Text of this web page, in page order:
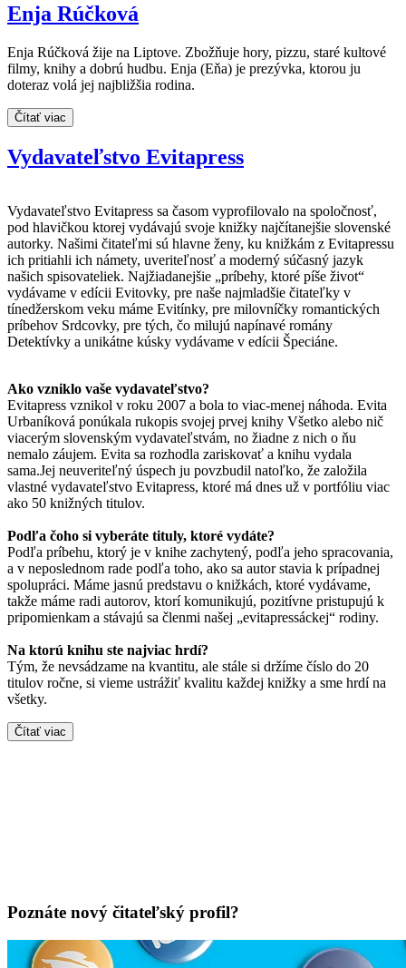
Enja Rúčková
Enja Rúčková žije na Liptove. Zbožňuje hory, pizzu, staré kultové
filmy, knihy a dobrú hudbu. Enja (Eňa) je prezývka, ktorou ju
doteraz volá jej najbližšia rodina.
Čítať viac
Vydavateľstvo Evitapress
Vydavateľstvo Evitapress sa časom vyprofilovalo na spoločnosť,
pod hlavičkou ktorej vydávajú svoje knižky najčítanejšie slovenské
autorky. Našimi čitateľmi sú hlavne ženy, ku knižkám z Evitapressu
ich pritiahli ich námety, uveriteľnosť a moderný súčasný jazyk
našich spisovateliek. Najžiadanejšie „príbehy, ktoré píše život“
vydávame v edícii Evitovky, pre naše najmladšie čitateľky v
tínedžerskom veku máme Evitínky, pre milovníčky romantických
príbehov Srdcovky, pre tých, čo milujú napínavé romány
Detektívky a unikátne kúsky vydávame v edícii Špeciáne.
Ako vzniklo vaše vydavateľstvo?
Evitapress vznikol v roku 2007 a bola to viac-menej náhoda. Evita
Urbaníková ponúkala rukopis svojej prvej knihy Všetko alebo nič
viacerým slovenským vydavateľstvám, no žiadne z nich o ňu
nemalo záujem. Evita sa rozhodla zariskovať a knihu vydala
sama.Jej neuveriteľný úspech ju povzbudil natoľko, že založila
vlastné vydavateľstvo Evitapress, ktoré má dnes už v portfóliu viac
ako 50 knižných titulov.
Podľa čoho si vyberáte tituly, ktoré vydáte?
Podľa príbehu, ktorý je v knihe zachytený, podľa jeho spracovania,
a v neposlednom rade podľa toho, ako sa autor stavia k prípadnej
spolupráci. Máme jasnú predstavu o knižkách, ktoré vydávame,
takže máme radi autorov, ktorí komunikujú, pozitívne pristupujú k
pripomienkam a stávajú sa členmi našej „evitapressáckej“ rodiny.
Na ktorú knihu ste najviac hrdí?
Tým, že nevsádzame na kvantitu, ale stále si držíme číslo do 20
titulov ročne, si vieme ustrážiť kvalitu každej knižky a sme hrdí na
všetky.
Čítať viac
Poznáte nový čitateľský profil?